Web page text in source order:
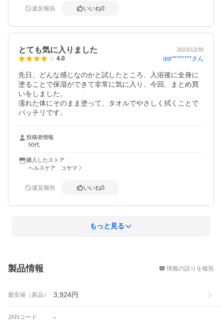
違反報告 いいね0
とても気に入りました 2023/12/30
4.0 qqr********さん
先日、どんな感じなのかと試したところ、入浴後に全身に
塗ることで保湿ができて非常に気に入り、今回、まとめ買
いをしました。
濡れた体にそのまま塗って、タオルでやさしく拭くことで
バッチリです。
投稿者情報
50代
購入したストア
ヘルスケア コヤマ
違反報告 いいね0
もっと見る
製品情報 情報の誤りを報告
最安値（新品） 3,924円
JANコード -